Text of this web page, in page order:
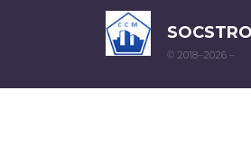
© 2018–2026 –
и зеркальные